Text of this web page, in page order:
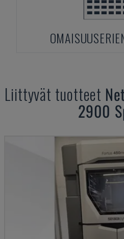
Liittyvät tuotteet
2900